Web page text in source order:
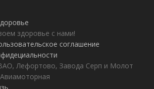
здоровье с нами!
соглашение
Лефортово, Завода Серп и Молот